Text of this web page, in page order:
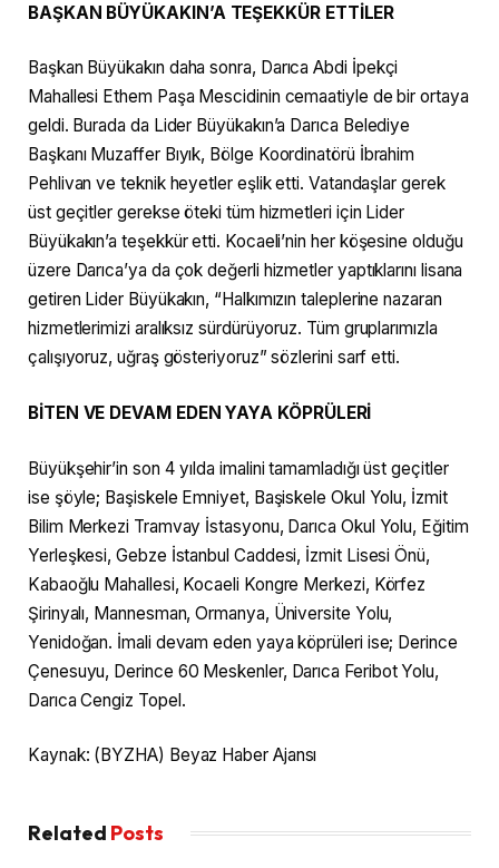
BAŞKAN BÜYÜKAKIN’A TEŞEKKÜR ETTİLER
Başkan Büyükakın daha sonra, Darıca Abdi İpekçi
Mahallesi Ethem Paşa Mescidinin cemaatiyle de bir ortaya
geldi. Burada da Lider Büyükakın’a Darıca Belediye
Başkanı Muzaffer Bıyık, Bölge Koordinatörü İbrahim
Pehlivan ve teknik heyetler eşlik etti. Vatandaşlar gerek
üst geçitler gerekse öteki tüm hizmetleri için Lider
Büyükakın’a teşekkür etti. Kocaeli’nin her köşesine olduğu
üzere Darıca’ya da çok değerli hizmetler yaptıklarını lisana
getiren Lider Büyükakın, “Halkımızın taleplerine nazaran
hizmetlerimizi aralıksız sürdürüyoruz. Tüm gruplarımızla
çalışıyoruz, uğraş gösteriyoruz” sözlerini sarf etti.
BİTEN VE DEVAM EDEN YAYA KÖPRÜLERİ
Büyükşehir’in son 4 yılda imalini tamamladığı üst geçitler
ise şöyle; Başiskele Emniyet, Başiskele Okul Yolu, İzmit
Bilim Merkezi Tramvay İstasyonu, Darıca Okul Yolu, Eğitim
Yerleşkesi, Gebze İstanbul Caddesi, İzmit Lisesi Önü,
Kabaoğlu Mahallesi, Kocaeli Kongre Merkezi, Körfez
Şirinyalı, Mannesman, Ormanya, Üniversite Yolu,
Yenidoğan. İmali devam eden yaya köprüleri ise; Derince
Çenesuyu, Derince 60 Meskenler, Darıca Feribot Yolu,
Darıca Cengiz Topel.
Kaynak: (BYZHA) Beyaz Haber Ajansı
Related Posts